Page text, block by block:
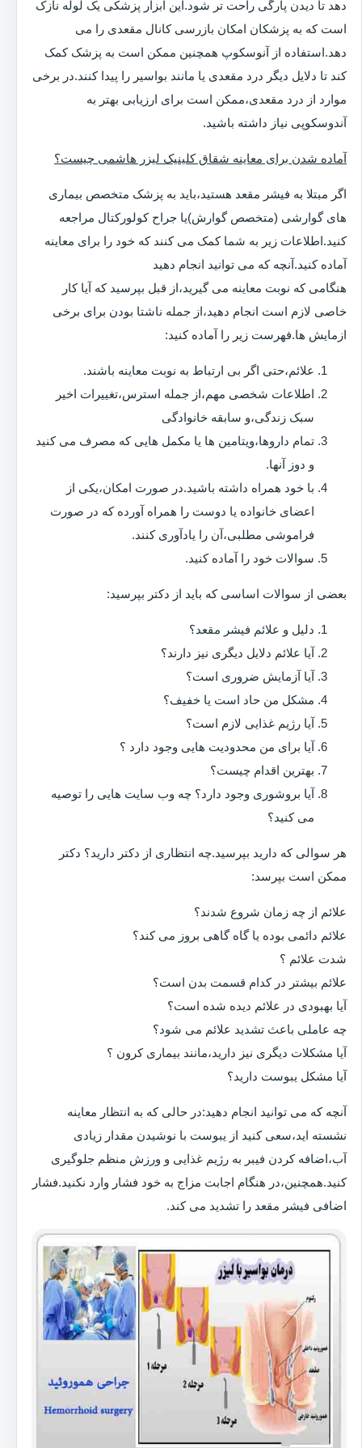
دهد تا دیدن پارگی راحت تر شود.این ابزار پزشکی یک لوله نازک
است که به پزشکان امکان بازرسی کانال مقعدی را می
دهد.استفاده از آنوسکوپ همچنین ممکن است به پزشک کمک
کند تا دلایل دیگر درد مقعدی یا مانند بواسیر را پیدا کنند.در برخی
موارد از درد مقعدی،ممکن است برای ارزیابی بهتر به
آندوسکوپی نیاز داشته باشید.
آماده شدن برای معاینه شقاق کلینیک لیزر هاشمی چیست؟
اگر مبتلا به فیشر مقعد هستید،باید به پزشک متخصص بیماری
های گوارشی (متخصص گوارش)یا جراح کولورکتال مراجعه
کنید.اطلاعات زیر به شما کمک می کنند که خود را برای معاینه
آماده کنید.آنچه که می توانید انجام دهید
هنگامی که نوبت معاینه می گیرید،از قبل بپرسید که آیا کار
خاصی لازم است انجام دهید،از جمله ناشتا بودن برای برخی
ازمایش ها.فهرست زیر را آماده کنید:
علائم،حتی اگر بی ارتباط به نوبت معاینه باشند.
اطلاعات شخصی مهم،از جمله استرس،تغییرات اخیر
سبک زندگی،و سابقه خانوادگی
تمام داروها،ویتامین ها یا مکمل هایی که مصرف می کنید
و دوز آنها.
با خود همراه داشته باشید.در صورت امکان،یکی از
اعضای خانواده یا دوست را همراه آورده که در صورت
فراموشی مطلبی،آن را یادآوری کنند.
سوالات خود را آماده کنید.
بعضی از سوالات اساسی که باید از دکتر بپرسید:
دلیل و علائم فیشر مقعد؟
آیا علائم دلایل دیگری نیز دارند؟
آیا آزمایش ضروری است؟
مشکل من حاد است یا خفیف؟
آیا رژیم غذایی لازم است؟
آیا برای من محدودیت هایی وجود دارد ؟
بهترین اقدام چیست؟
آیا بروشوری وجود دارد؟ چه وب سایت هایی را توصیه
می کنید؟
هر سوالی که دارید بپرسید.چه انتظاری از دکتر دارید؟ دکتر
ممکن است بپرسد:
علائم از چه زمان شروع شدند؟
علائم دائمی بوده یا گاه گاهی بروز می کند؟
شدت علائم ؟
علائم بیشتر در کدام قسمت بدن است؟
آیا بهبودی در علائم دیده شده است؟
چه عاملی باعث تشدید علائم می شود؟
آیا مشکلات دیگری نیز دارید،مانند بیماری کرون ؟
آیا مشکل یبوست دارید؟
آنچه که می توانید انجام دهید:در حالی که به انتظار معاینه
نشسته اید،سعی کنید از یبوست با نوشیدن مقدار زیادی
آب،اضافه کردن فیبر به رژیم غذایی و ورزش منظم جلوگیری
کنید.همچنین،در هنگام اجابت مزاج به خود فشار وارد نکنید.فشار
اضافی فیشر مقعد را تشدید می کند.